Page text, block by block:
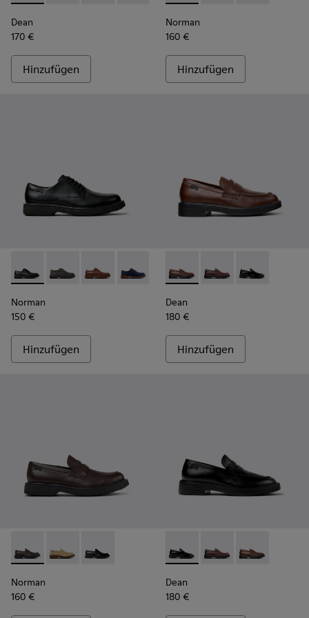
Dean
170 €
Hinzufügen
Norman
160 €
Hinzufügen
Norman - K100998-001 - Schwarze Lederschuhe für Herren.
Norman - K100998-010 - Graue Wildlederschuhe für
Norman - K100998-009
Norman - K100998-008
Norman - K100998-007
Norman - K100998-005
Norman -
Norman
150 €
Hinzufügen
Dean - K101045-005 -
Dean - K101045-008
Dean -
Dean
180 €
Hinzufügen
Norman - K101001-005 - Braune Lederschuhe für Herren.
Norman - K101001-008 - Braune
Norman - K101001-001 - Schwarze
Norman
160 €
Dean - K101045-001 -
Dean - K101045-008
Dean -
Dean
180 €